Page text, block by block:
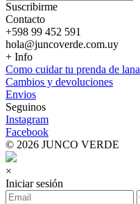
Suscribirme
Contacto
+598 99 452 591
hola@juncoverde.com.uy
+ Info
Como cuidar tu prenda de lana
Cambios y devoluciones
Envios
Seguinos
Instagram
Facebook
© 2026 JUNCO VERDE
×
Iniciar sesión